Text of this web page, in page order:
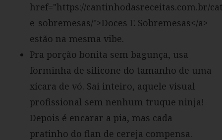
href="https://cantinhodasreceitas.com.br/
e-sobremesas/">Doces E Sobremesas</a>
estão na mesma vibe.
Pra porção bonita sem bagunça, usa
forminha de silicone do tamanho de uma
xícara de vó. Sai inteiro, aquele visual
profissional sem nenhum truque ninja!
Depois é encarar a pia, mas cada
pratinho do flan de cereja compensa.